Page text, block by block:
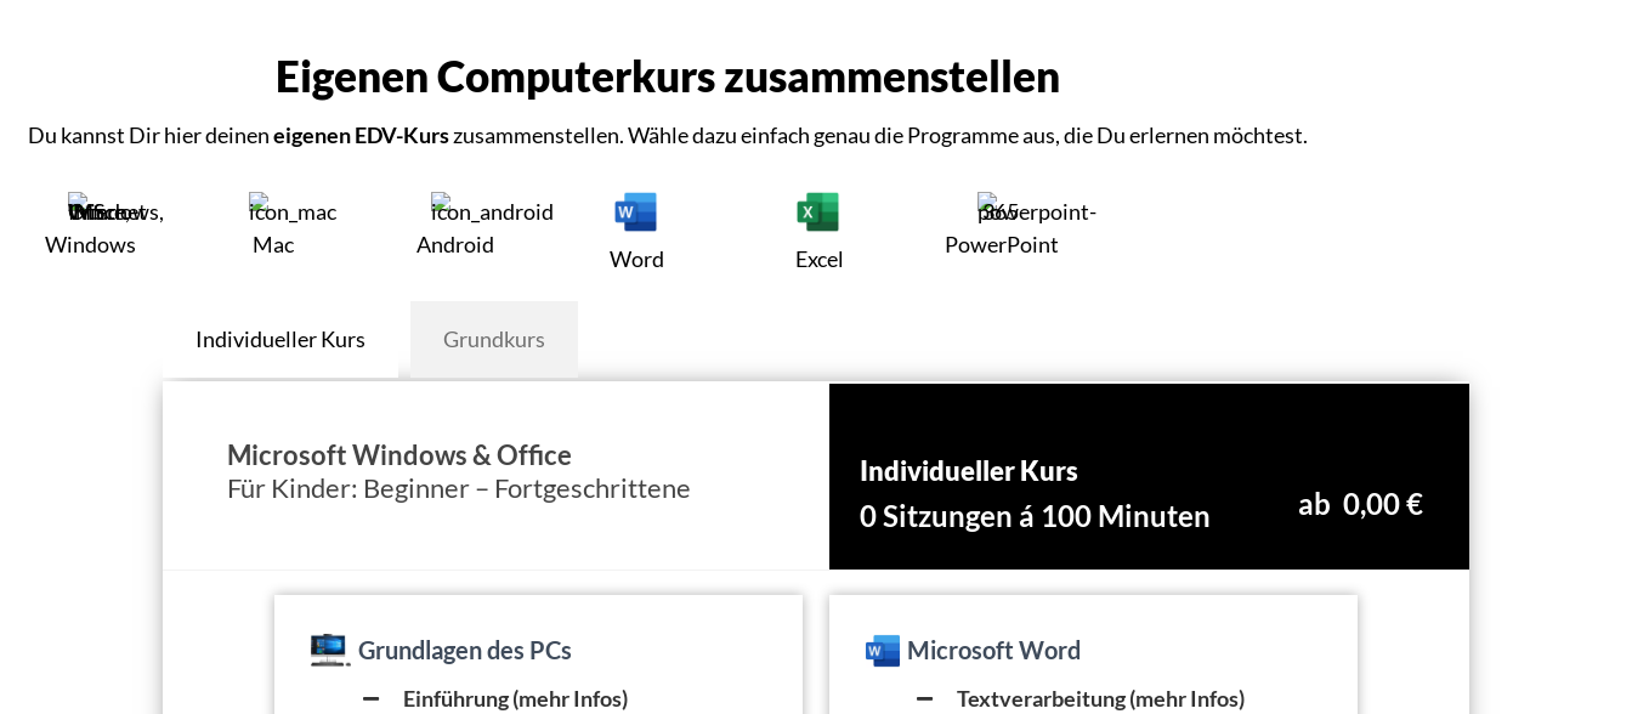
Eigenen Computerkurs zusammenstellen
Du kannst Dir hier deineneigenen EDV-Kurszusammenstellen. Wähle dazu einfach genau die Programme aus, die Du erlernen möchtest.
Windows Mac Android
Word Excel
PowerPoint
Individueller Kurs Grundkurs
Microsoft Windows & Office
Für Kinder: Beginner – Fortgeschrittene
Individueller Kurs
0 Sitzungen á 100 Minuten ab 0,00 €
Grundlagen des PCs
Einführung (mehr Infos)
Microsoft Word
Textverarbeitung (mehr Infos)